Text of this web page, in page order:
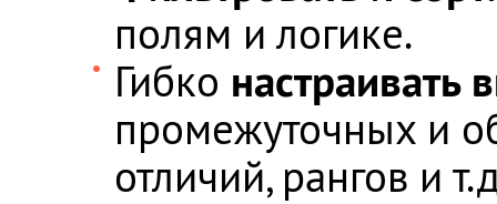
полям и логике.
Гибко настраивать
промежуточных и
отличий, рангов и